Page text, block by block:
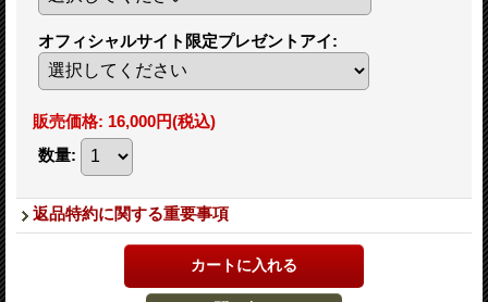
オフィシャルサイト限定プレゼントアイ:
販売価格: 16,000円(税込)
数量:
返品特約に関する重要事項